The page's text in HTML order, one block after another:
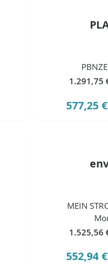
1.291,75
577,25
MEIN
1.525,56
552,94